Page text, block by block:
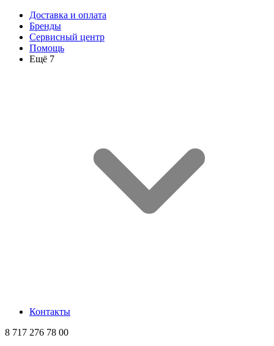
Доставка и оплата
Бренды
Сервисный центр
Помощь
Ещё 7
Контакты
8 717 276 78 00